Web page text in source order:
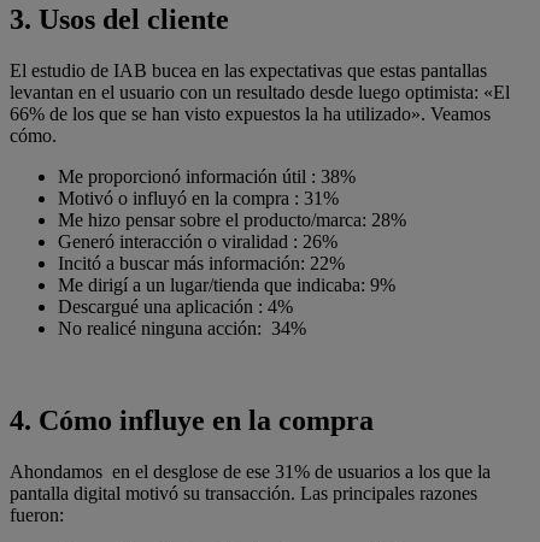
3. Usos del cliente
El estudio de IAB bucea en las expectativas que estas pantallas
levantan en el usuario con un resultado desde luego optimista: «El
66% de los que se han visto expuestos la ha utilizado». Veamos
cómo.
Me proporcionó información útil : 38%
Motivó o influyó en la compra : 31%
Me hizo pensar sobre el producto/marca: 28%
Generó interacción o viralidad : 26%
Incitó a buscar más información: 22%
Me dirigí a un lugar/tienda que indicaba: 9%
Descargué una aplicación : 4%
No realicé ninguna acción: 34%
4. Cómo influye en la compra
Ahondamos en el desglose de ese 31% de usuarios a los que la
pantalla digital motivó su transacción. Las principales razones
fueron: